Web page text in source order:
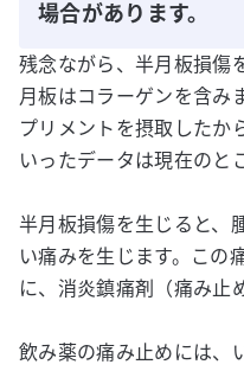
場合があります。
残念ながら、半月板損傷
月板はコラーゲンを含み
プリメントを摂取したか
いったデータは現在のと
半月板損傷を生じると、
い痛みを生じます。この
に、消炎鎮痛剤（痛み止
飲み薬の痛み止めには、